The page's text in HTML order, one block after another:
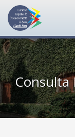
Consulta